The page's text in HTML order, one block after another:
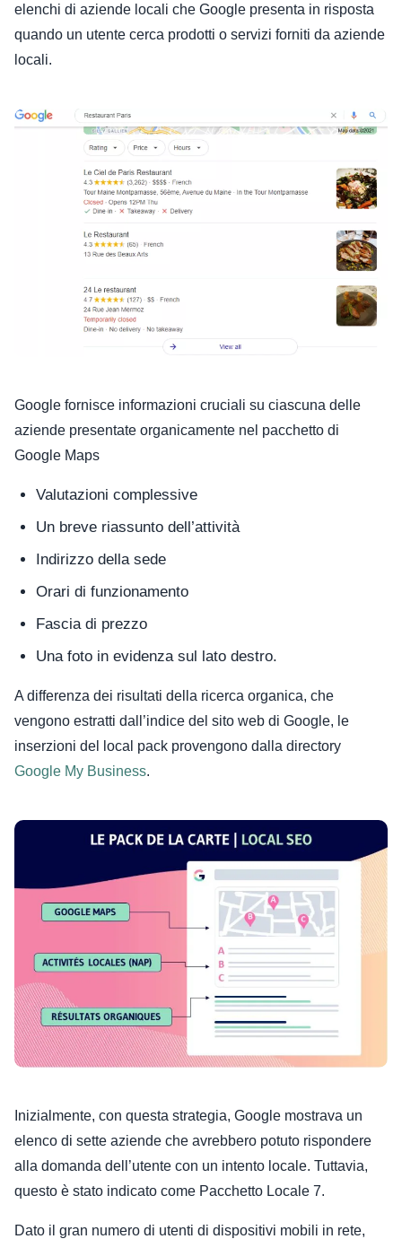
elenchi di aziende locali che Google presenta in risposta
quando un utente cerca prodotti o servizi forniti da aziende
locali.
Google fornisce informazioni cruciali su ciascuna delle
aziende presentate organicamente nel pacchetto di
Google Maps
Valutazioni complessive
Un breve riassunto dell’attività
Indirizzo della sede
Orari di funzionamento
Fascia di prezzo
Una foto in evidenza sul lato destro.
A differenza dei risultati della ricerca organica, che
vengono estratti dall’indice del sito web di Google, le
inserzioni del local pack provengono dalla directory
Google My Business.
Inizialmente, con questa strategia, Google mostrava un
elenco di sette aziende che avrebbero potuto rispondere
alla domanda dell’utente con un intento locale. Tuttavia,
questo è stato indicato come Pacchetto Locale 7.
Dato il gran numero di utenti di dispositivi mobili in rete,